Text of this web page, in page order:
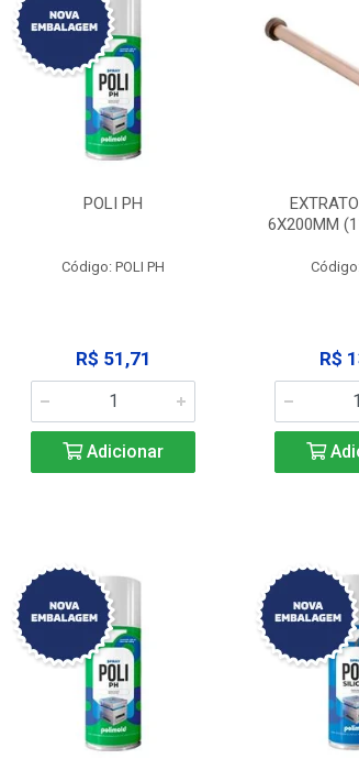
POLI PH
Código: POLI PH
R$ 51,71
Adicionar
6X200MM
R$